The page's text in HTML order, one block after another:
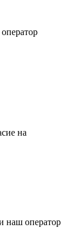
на
наш оператор